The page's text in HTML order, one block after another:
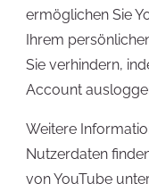
ermöglichen Sie
Ihrem
Sie verhindern,
Account
Weitere
Nutzerdaten
von YouTube